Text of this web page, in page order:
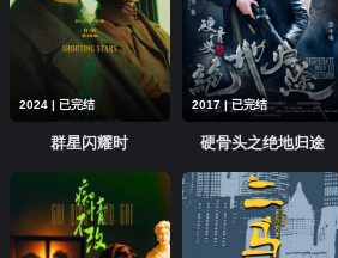
2024 | 已完结
群星闪耀时
2017 | 已完结
硬骨头之绝地归途